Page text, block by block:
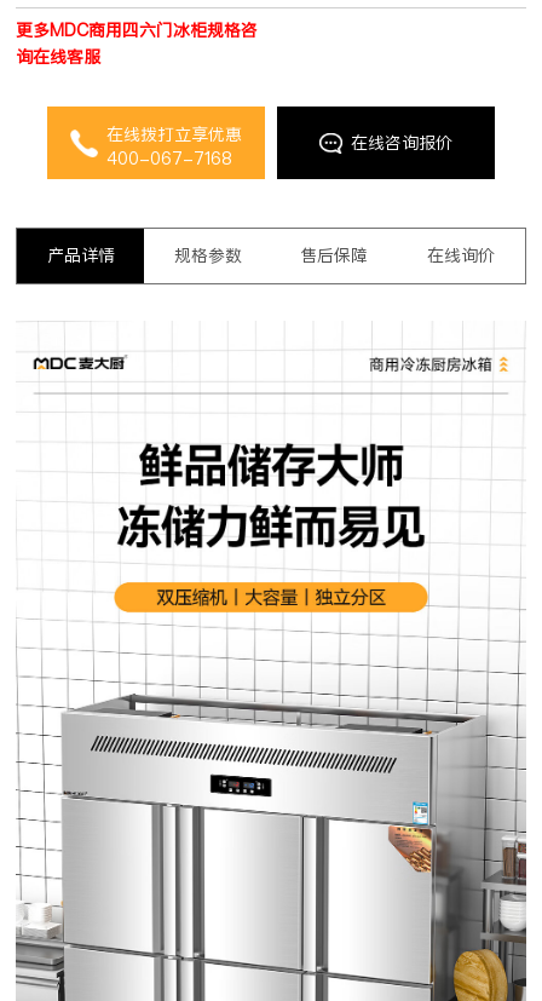
更多MDC商用四六门冰柜规格咨
询在线客服
在线拨打立享优惠
400-067-7168
在线咨询报价
产品详情 规格参数 售后保障 在线询价